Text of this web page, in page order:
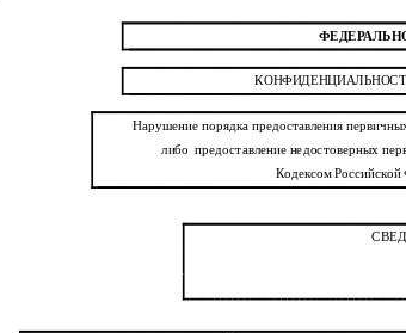
Нарушение порядка предоставления
либо предоставление недостоверных
Кодексом